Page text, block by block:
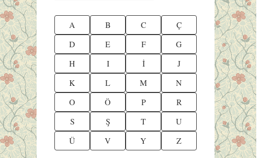
A B C
Ç
D
E F
G
H
I İ
J
K
L M
N
O
Ö P
R
S
Ş T
U
Ü
V Y Z